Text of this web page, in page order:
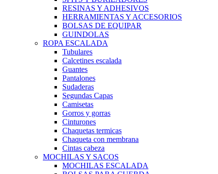
RESINAS Y ADHESIVOS
HERRAMIENTAS Y ACCESORIOS
BOLSAS DE EQUIPAR
GUINDOLAS
ROPA ESCALADA
Tubulares
Calcetines escalada
Guantes
Pantalones
Sudaderas
Segundas Capas
Camisetas
Gorros y gorras
Cinturones
Chaquetas termicas
Chaqueta con membrana
Cintas cabeza
MOCHILAS Y SACOS
MOCHILAS ESCALADA